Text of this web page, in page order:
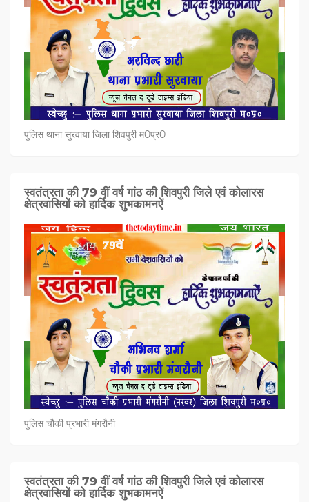
पुलिस थाना सुरवाया जिला शिवपुरी म0प्र0
स्वतंत्रता की 79 वीं वर्ष गांठ की शिवपुरी जिले एवं कोलारस
क्षेत्रवासियों को हार्दिक शुभकामनऐं
पुलिस चौकी प्रभारी मंगरौनी
स्वतंत्रता की 79 वीं वर्ष गांठ की शिवपुरी जिले एवं कोलारस
क्षेत्रवासियों को हार्दिक शुभकामनऐं